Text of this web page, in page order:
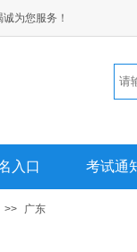
为您服务！
入口 考试通
>> 广东